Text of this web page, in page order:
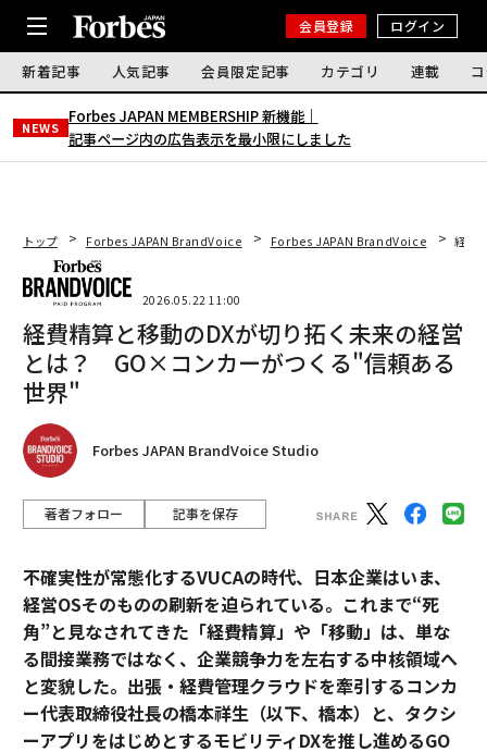
会員登録 ログイン
新着記事 人気記事 会員限定記事 カテゴリ 連載
NEWS
Forbes JAPAN MEMBERSHIP 新機能｜
記事ページ内の広告表示を最小限にしました
トップ Forbes JAPAN BrandVoice Forbes JAPAN BrandVoice 経費
2026.05.22 11:00
経費精算と移動のDXが切り拓く未来の経営
とは？ GO×コンカーがつくる"信頼ある
世界"
Forbes JAPAN BrandVoice Studio
著者フォロー 記事を保存
不確実性が常態化するVUCAの時代、日本企業はいま、
経営OSそのものの刷新を迫られている。これまで“死
角”と見なされてきた「経費精算」や「移動」は、単な
る間接業務ではなく、企業競争力を左右する中核領域へ
と変貌した。出張・経費管理クラウドを牽引するコンカ
ー代表取締役社長の橋本祥生（以下、橋本）と、タクシ
ーアプリをはじめとするモビリティDXを推し進めるGO